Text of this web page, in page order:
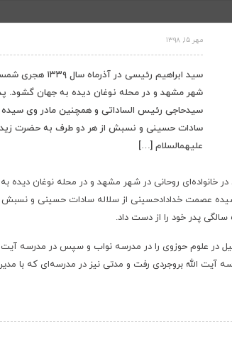
مهر ۱۵, ۱۳۹۸
سید ابراهیم رئیسی
شهر مشهد و در محله نوغان دیده به جهان گشود.
سیدحاجی رئیس الساداتی و همچنین مادر وی
سادات حسینی و نسبش از هر دو طرف به حضرت
علیهمالسلام […]
آذرماه سال ۱۳۳۹ هجری شمسی در خانواده‌‌ای روحانی در شهر مشهد و در محله
عصمت خدادادحسینی از سلاله سادات حسینی و
در علوم حوزوی را در مدرسه نواب و سپس در مدرسه آیت
مدرسه آیت الله بروجردی رفت و مدتی نیز در مدرسه‌ای که با